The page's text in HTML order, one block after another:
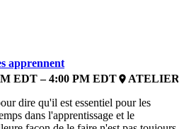
apprennent
EDT – 4:00 PM EDTplace ATELIER
dire qu'il est essentiel pour les
dans l'apprentissage et le